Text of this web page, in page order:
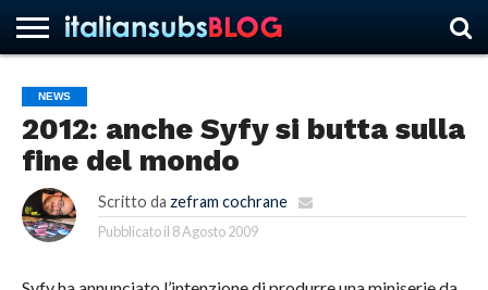
HOME
NEWS
ASCOLTI
RECENSIONI
INTERVISTE
CURIOSITÀ
CHI
SIAMO
CONTATTACI
FORUM
ITALIANSUBS
NEWS
2012: anche Syfy si butta sulla
fine del mondo
Scritto da zefram cochrane
Pubblicato il 8 Agosto 2009